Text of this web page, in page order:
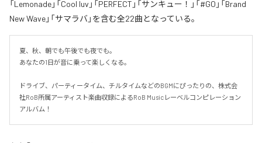
「Lemonade」「Cool luv」「PERFECT」「サンキュー！」「#GO」「Brand
New Wave」「サマラバ」を含む全22曲となっている。
夏、秋、朝でも午後でも夜でも。
あなたの1日が音に乗って楽しくなる。
ドライブ、パーティータイム、チルタイムなどのBGMにぴったりの、株式会
社RoB所属アーティスト楽曲収録によるRoB Musicレーベルコンピレーション
アルバム！